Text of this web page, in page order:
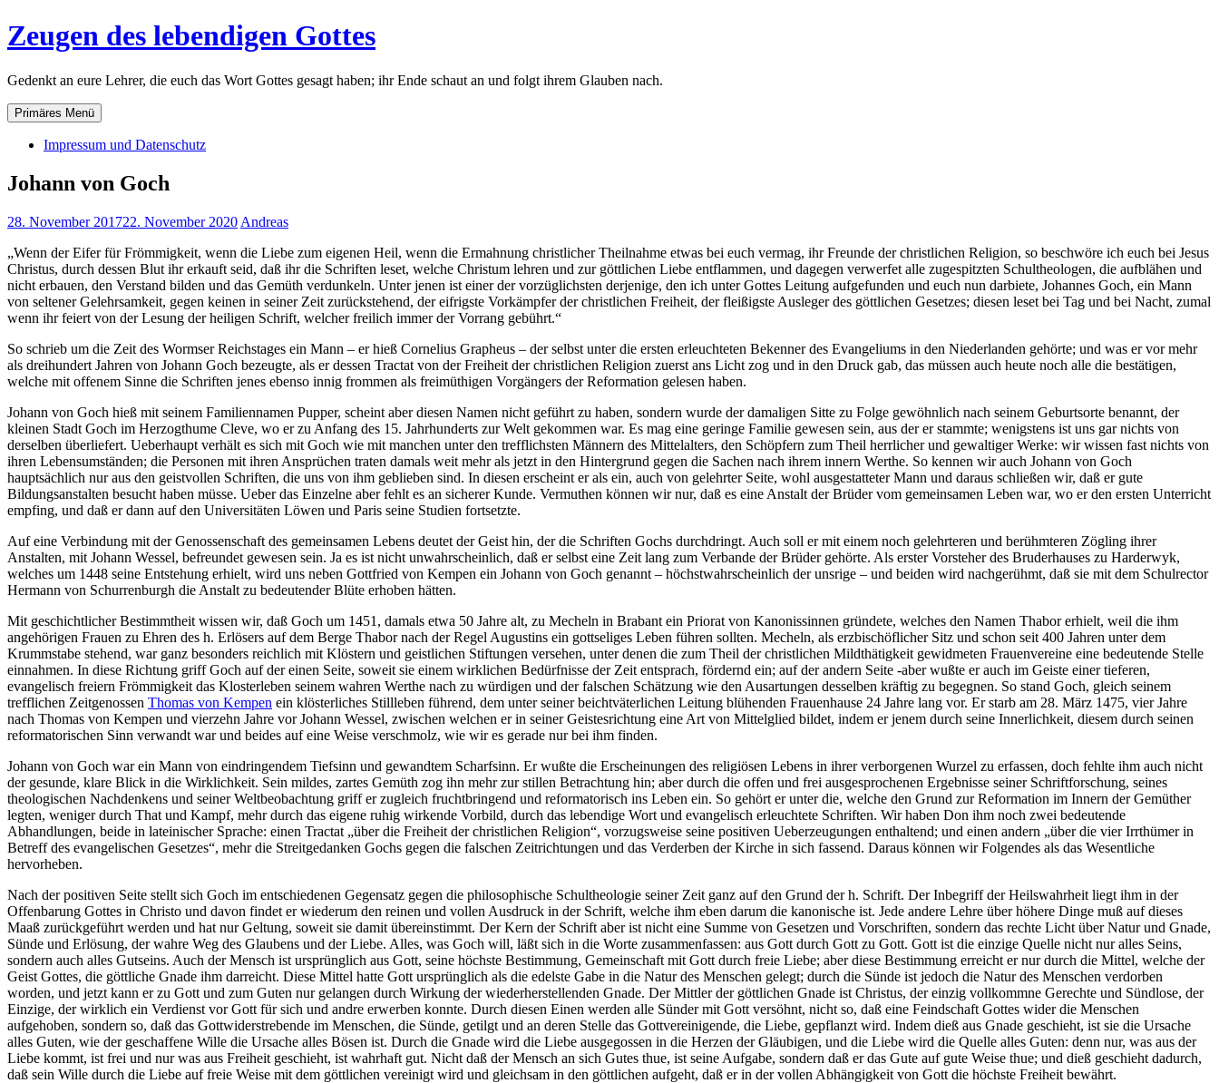
Zum
Inhalt
Zeugen des lebendigen Gottes
Gedenkt an eure Lehrer, die euch das Wort Gottes gesagt haben; ihr Ende schaut an und folgt ihrem Glauben nach.
Primäres Menü
Impressum und Datenschutz
Johann von Goch
28. November 201722. November 2020 Andreas
„Wenn der Eifer für Frömmigkeit, wenn die Liebe zum eigenen Heil, wenn die Ermahnung christlicher Theilnahme etwas bei euch vermag, ihr Freunde der christlichen Religion, so beschwöre ich euch bei Jesus
Christus, durch dessen Blut ihr erkauft seid, daß ihr die Schriften leset, welche Christum lehren und zur göttlichen Liebe entflammen, und dagegen verwerfet alle zugespitzten Schultheologen, die aufblähen und
nicht erbauen, den Verstand bilden und das Gemüth verdunkeln. Unter jenen ist einer der vorzüglichsten derjenige, den ich unter Gottes Leitung aufgefunden und euch nun darbiete, Johannes Goch, ein Mann
von seltener Gelehrsamkeit, gegen keinen in seiner Zeit zurückstehend, der eifrigste Vorkämpfer der christlichen Freiheit, der fleißigste Ausleger des göttlichen Gesetzes; diesen leset bei Tag und bei Nacht, zumal
wenn ihr feiert von der Lesung der heiligen Schrift, welcher freilich immer der Vorrang gebührt.“
So schrieb um die Zeit des Wormser Reichstages ein Mann – er hieß Cornelius Grapheus – der selbst unter die ersten erleuchteten Bekenner des Evangeliums in den Niederlanden gehörte; und was er vor mehr
als dreihundert Jahren von Johann Goch bezeugte, als er dessen Tractat von der Freiheit der christlichen Religion zuerst ans Licht zog und in den Druck gab, das müssen auch heute noch alle die bestätigen,
welche mit offenem Sinne die Schriften jenes ebenso innig frommen als freimüthigen Vorgängers der Reformation gelesen haben.
Johann von Goch hieß mit seinem Familiennamen Pupper, scheint aber diesen Namen nicht geführt zu haben, sondern wurde der damaligen Sitte zu Folge gewöhnlich nach seinem Geburtsorte benannt, der
kleinen Stadt Goch im Herzogthume Cleve, wo er zu Anfang des 15. Jahrhunderts zur Welt gekommen war. Es mag eine geringe Familie gewesen sein, aus der er stammte; wenigstens ist uns gar nichts von
derselben überliefert. Ueberhaupt verhält es sich mit Goch wie mit manchen unter den trefflichsten Männern des Mittelalters, den Schöpfern zum Theil herrlicher und gewaltiger Werke: wir wissen fast nichts von
ihren Lebensumständen; die Personen mit ihren Ansprüchen traten damals weit mehr als jetzt in den Hintergrund gegen die Sachen nach ihrem innern Werthe. So kennen wir auch Johann von Goch
hauptsächlich nur aus den geistvollen Schriften, die uns von ihm geblieben sind. In diesen erscheint er als ein, auch von gelehrter Seite, wohl ausgestatteter Mann und daraus schließen wir, daß er gute
Bildungsanstalten besucht haben müsse. Ueber das Einzelne aber fehlt es an sicherer Kunde. Vermuthen können wir nur, daß es eine Anstalt der Brüder vom gemeinsamen Leben war, wo er den ersten Unterricht
empfing, und daß er dann auf den Universitäten Löwen und Paris seine Studien fortsetzte.
Auf eine Verbindung mit der Genossenschaft des gemeinsamen Lebens deutet der Geist hin, der die Schriften Gochs durchdringt. Auch soll er mit einem noch gelehrteren und berühmteren Zögling ihrer
Anstalten, mit Johann Wessel, befreundet gewesen sein. Ja es ist nicht unwahrscheinlich, daß er selbst eine Zeit lang zum Verbande der Brüder gehörte. Als erster Vorsteher des Bruderhauses zu Harderwyk,
welches um 1448 seine Entstehung erhielt, wird uns neben Gottfried von Kempen ein Johann von Goch genannt – höchstwahrscheinlich der unsrige – und beiden wird nachgerühmt, daß sie mit dem Schulrector
Hermann von Schurrenburgh die Anstalt zu bedeutender Blüte erhoben hätten.
Mit geschichtlicher Bestimmtheit wissen wir, daß Goch um 1451, damals etwa 50 Jahre alt, zu Mecheln in Brabant ein Priorat von Kanonissinnen gründete, welches den Namen Thabor erhielt, weil die ihm
angehörigen Frauen zu Ehren des h. Erlösers auf dem Berge Thabor nach der Regel Augustins ein gottseliges Leben führen sollten. Mecheln, als erzbischöflicher Sitz und schon seit 400 Jahren unter dem
Krummstabe stehend, war ganz besonders reichlich mit Klöstern und geistlichen Stiftungen versehen, unter denen die zum Theil der christlichen Mildthätigkeit gewidmeten Frauenvereine eine bedeutende Stelle
einnahmen. In diese Richtung griff Goch auf der einen Seite, soweit sie einem wirklichen Bedürfnisse der Zeit entsprach, fördernd ein; auf der andern Seite -aber wußte er auch im Geiste einer tieferen,
evangelisch freiern Frömmigkeit das Klosterleben seinem wahren Werthe nach zu würdigen und der falschen Schätzung wie den Ausartungen desselben kräftig zu begegnen. So stand Goch, gleich seinem
trefflichen Zeitgenossen Thomas von Kempen ein klösterliches Stillleben führend, dem unter seiner beichtväterlichen Leitung blühenden Frauenhause 24 Jahre lang vor. Er starb am 28. März 1475, vier Jahre
nach Thomas von Kempen und vierzehn Jahre vor Johann Wessel, zwischen welchen er in seiner Geistesrichtung eine Art von Mittelglied bildet, indem er jenem durch seine Innerlichkeit, diesem durch seinen
reformatorischen Sinn verwandt war und beides auf eine Weise verschmolz, wie wir es gerade nur bei ihm finden.
Johann von Goch war ein Mann von eindringendem Tiefsinn und gewandtem Scharfsinn. Er wußte die Erscheinungen des religiösen Lebens in ihrer verborgenen Wurzel zu erfassen, doch fehlte ihm auch nicht
der gesunde, klare Blick in die Wirklichkeit. Sein mildes, zartes Gemüth zog ihn mehr zur stillen Betrachtung hin; aber durch die offen und frei ausgesprochenen Ergebnisse seiner Schriftforschung, seines
theologischen Nachdenkens und seiner Weltbeobachtung griff er zugleich fruchtbringend und reformatorisch ins Leben ein. So gehört er unter die, welche den Grund zur Reformation im Innern der Gemüther
legten, weniger durch That und Kampf, mehr durch das eigene ruhig wirkende Vorbild, durch das lebendige Wort und evangelisch erleuchtete Schriften. Wir haben Don ihm noch zwei bedeutende
Abhandlungen, beide in lateinischer Sprache: einen Tractat „über die Freiheit der christlichen Religion“, vorzugsweise seine positiven Ueberzeugungen enthaltend; und einen andern „über die vier Irrthümer in
Betreff des evangelischen Gesetzes“, mehr die Streitgedanken Gochs gegen die falschen Zeitrichtungen und das Verderben der Kirche in sich fassend. Daraus können wir Folgendes als das Wesentliche
hervorheben.
Nach der positiven Seite stellt sich Goch im entschiedenen Gegensatz gegen die philosophische Schultheologie seiner Zeit ganz auf den Grund der h. Schrift. Der Inbegriff der Heilswahrheit liegt ihm in der
Offenbarung Gottes in Christo und davon findet er wiederum den reinen und vollen Ausdruck in der Schrift, welche ihm eben darum die kanonische ist. Jede andere Lehre über höhere Dinge muß auf dieses
Maaß zurückgeführt werden und hat nur Geltung, soweit sie damit übereinstimmt. Der Kern der Schrift aber ist nicht eine Summe von Gesetzen und Vorschriften, sondern das rechte Licht über Natur und Gnade,
Sünde und Erlösung, der wahre Weg des Glaubens und der Liebe. Alles, was Goch will, läßt sich in die Worte zusammenfassen: aus Gott durch Gott zu Gott. Gott ist die einzige Quelle nicht nur alles Seins,
sondern auch alles Gutseins. Auch der Mensch ist ursprünglich aus Gott, seine höchste Bestimmung, Gemeinschaft mit Gott durch freie Liebe; aber diese Bestimmung erreicht er nur durch die Mittel, welche der
Geist Gottes, die göttliche Gnade ihm darreicht. Diese Mittel hatte Gott ursprünglich als die edelste Gabe in die Natur des Menschen gelegt; durch die Sünde ist jedoch die Natur des Menschen verdorben
worden, und jetzt kann er zu Gott und zum Guten nur gelangen durch Wirkung der wiederherstellenden Gnade. Der Mittler der göttlichen Gnade ist Christus, der einzig vollkommne Gerechte und Sündlose, der
Einzige, der wirklich ein Verdienst vor Gott für sich und andre erwerben konnte. Durch diesen Einen werden alle Sünder mit Gott versöhnt, nicht so, daß eine Feindschaft Gottes wider die Menschen
aufgehoben, sondern so, daß das Gottwiderstrebende im Menschen, die Sünde, getilgt und an deren Stelle das Gottvereinigende, die Liebe, gepflanzt wird. Indem dieß aus Gnade geschieht, ist sie die Ursache
alles Guten, wie der geschaffene Wille die Ursache alles Bösen ist. Durch die Gnade wird die Liebe ausgegossen in die Herzen der Gläubigen, und die Liebe wird die Quelle alles Guten: denn nur, was aus der
Liebe kommt, ist frei und nur was aus Freiheit geschieht, ist wahrhaft gut. Nicht daß der Mensch an sich Gutes thue, ist seine Aufgabe, sondern daß er das Gute auf gute Weise thue; und dieß geschieht dadurch,
daß sein Wille durch die Liebe auf freie Weise mit dem göttlichen vereinigt wird und gleichsam in den göttlichen aufgeht, daß er in der vollen Abhängigkeit von Gott die höchste Freiheit bewährt.